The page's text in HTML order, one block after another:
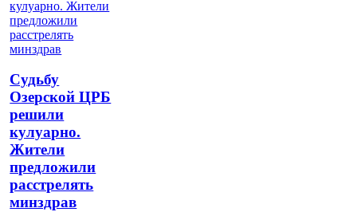
Судьбу
Озерской ЦРБ
решили
кулуарно.
Жители
предложили
расстрелять
минздрав